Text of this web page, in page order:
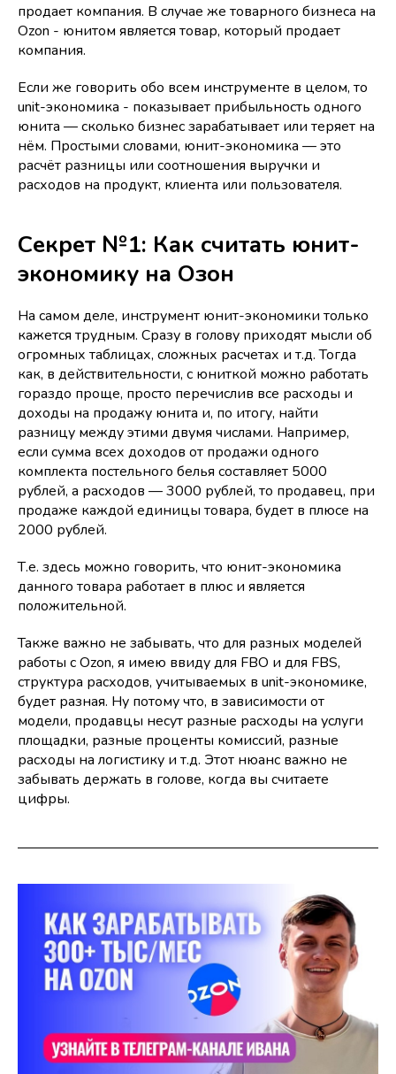
продает компания. В случае же товарного бизнеса на
Ozon - юнитом является товар, который продает
компания.
Если же говорить обо всем инструменте в целом, то
unit-экономика - показывает прибыльность одного
юнита — сколько бизнес зарабатывает или теряет на
нём. Простыми словами, юнит-экономика — это
расчёт разницы или соотношения выручки и
расходов на продукт, клиента или пользователя.
Секрет №1: Как считать юнит-
экономику на Озон
На самом деле, инструмент юнит-экономики только
кажется трудным. Сразу в голову приходят мысли об
огромных таблицах, сложных расчетах и т.д. Тогда
как, в действительности, с юниткой можно работать
гораздо проще, просто перечислив все расходы и
доходы на продажу юнита и, по итогу, найти
разницу между этими двумя числами. Например,
если сумма всех доходов от продажи одного
комплекта постельного белья составляет 5000
рублей, а расходов — 3000 рублей, то продавец, при
продаже каждой единицы товара, будет в плюсе на
2000 рублей.
Т.е. здесь можно говорить, что юнит-экономика
данного товара работает в плюс и является
положительной.
Также важно не забывать, что для разных моделей
работы с Ozon, я имею ввиду для FBO и для FBS,
структура расходов, учитываемых в unit-экономике,
будет разная. Ну потому что, в зависимости от
модели, продавцы несут разные расходы на услуги
площадки, разные проценты комиссий, разные
расходы на логистику и т.д. Этот нюанс важно не
забывать держать в голове, когда вы считаете
цифры.